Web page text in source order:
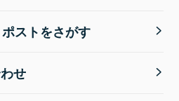
ストをさがす
せ